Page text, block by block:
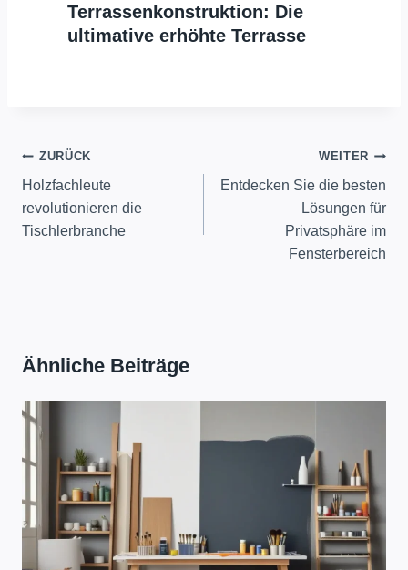
Terrassenkonstruktion: Die
ultimative erhöhte Terrasse
Beitragsnavigation
ZURÜCK
Holzfachleute
revolutionieren die
Tischlerbranche
WEITER
Entdecken Sie die besten
Lösungen für
Privatsphäre im
Fensterbereich
Ähnliche Beiträge